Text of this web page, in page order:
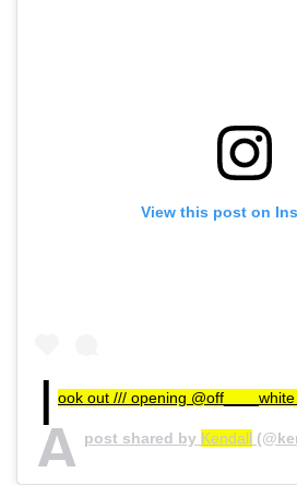
View this post on
l ook out /// opening
A post shared by Kendall